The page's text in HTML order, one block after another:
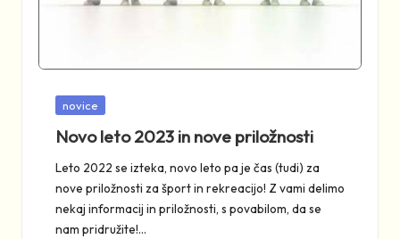
Posted
novice
Novo leto 2023 in nove priložnosti
Leto 2022 se izteka, novo leto pa je čas (tudi) za
nove priložnosti za šport in rekreacijo! Z vami delimo
nekaj informacij in priložnosti, s povabilom, da se
nam pridružite!…